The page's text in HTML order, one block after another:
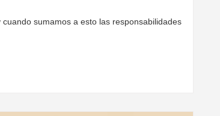
sumamos a esto las responsabilidades